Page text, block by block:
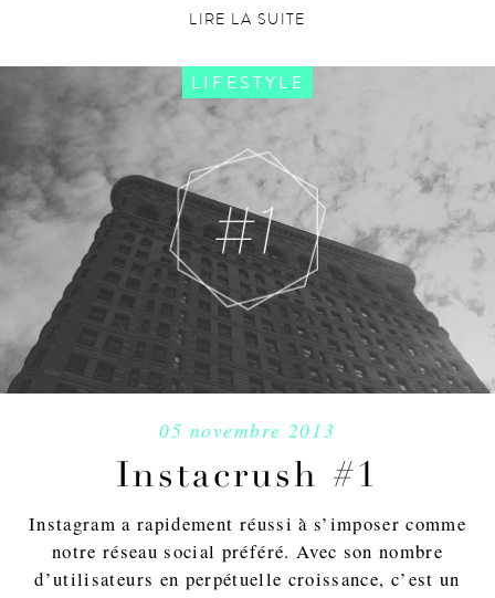
LIRE LA SUITE
LIFESTYLE
05 novembre 2013
Instacrush #1
Instagram a rapidement réussi à s’imposer comme
notre réseau social préféré. Avec son nombre
d’utilisateurs en perpétuelle croissance, c’est un